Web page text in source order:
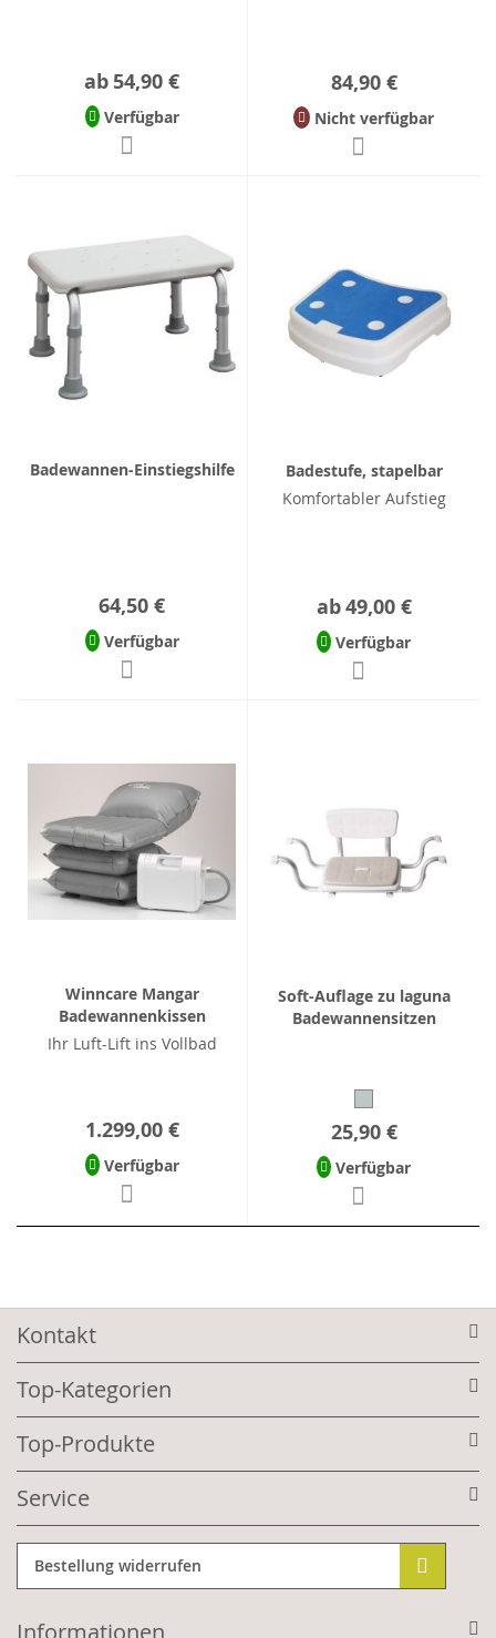
ab 54,90 €
Verfügbar
84,90 €
Nicht verfügbar
Badewannen-Einstiegshilfe
64,50 €
Verfügbar
Badestufe, stapelbar
Komfortabler Aufstieg
ab49,00 €
Verfügbar
Winncare Mangar
Badewannenkissen
Ihr Luft-Lift ins Vollbad
1.299,00 €
Verfügbar
Soft-Auflage zu laguna
Badewannensitzen
25,90 €
Verfügbar
Kontakt
Top-Kategorien
Top-Produkte
Service
Bestellung widerrufen
Informationen